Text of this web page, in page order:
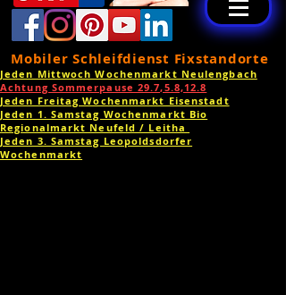
Mobiler Schleifdienst Fixstandorte
Jeden Mittwoch Wochenmarkt Neulengbach
Achtung Sommerpause 29.7,5.8,12.8
Jeden Freitag Wochenmarkt Eisenstadt
Jeden 1. Samstag Wochenmarkt Bio
Regionalmarkt Neufeld / Leitha
Jeden 3. Samstag Leopoldsdorfer
Wochenmarkt